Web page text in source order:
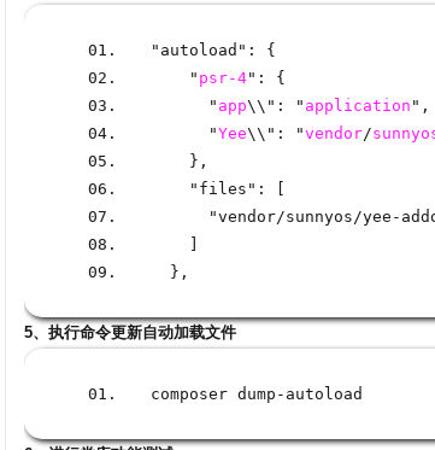
"autoload" :
{
" psr-4": {
" app\\": " application ",
"Yee\\": "vendor/
} ,
"files" :
"vendor/sunnyos/yee -
} ,
5、执行命令更新自动加载文件
composer dump - autoload